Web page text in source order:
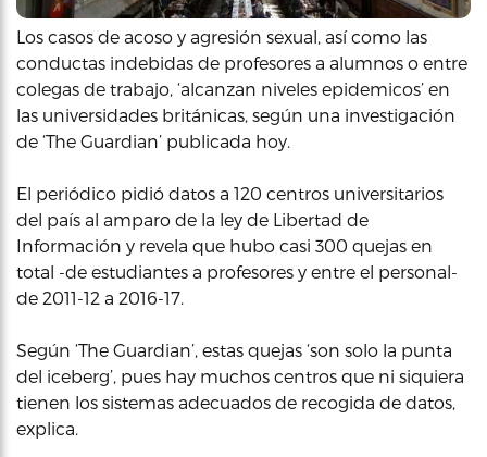
Los casos de acoso y agresión sexual, así como las
conductas indebidas de profesores a alumnos o entre
colegas de trabajo, ‘alcanzan niveles epidemicos’ en
las universidades británicas, según una investigación
de ‘The Guardian’ publicada hoy.
El periódico pidió datos a 120 centros universitarios
del país al amparo de la ley de Libertad de
Información y revela que hubo casi 300 quejas en
total -de estudiantes a profesores y entre el personal-
de 2011-12 a 2016-17.
Según ‘The Guardian’, estas quejas ‘son solo la punta
del iceberg’, pues hay muchos centros que ni siquiera
tienen los sistemas adecuados de recogida de datos,
explica.